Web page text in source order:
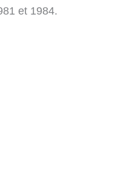
et 1984.